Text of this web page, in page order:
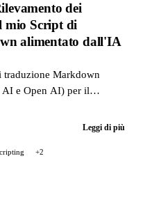
dei
mio Script di
alimentato dall'IA
Markdown
e Open AI) per il
Leggi di più
+2